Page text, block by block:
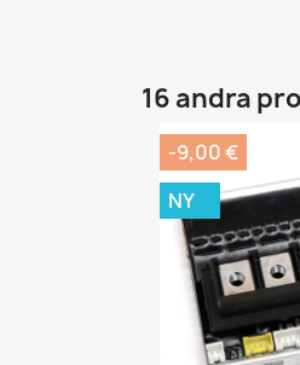
16 andra
-9,00 €
NY